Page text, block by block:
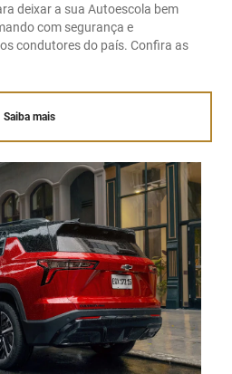
deixar a sua Autoescola bem
com segurança e
condutores do país. Confira as
Saiba mais